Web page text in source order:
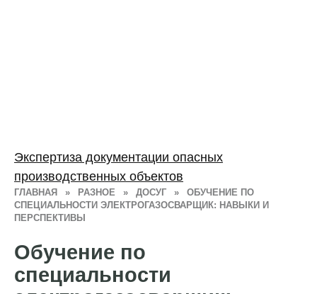
ГЛАВНАЯ » РАЗНОЕ » ДОСУГ »
ОБУЧЕНИЕ ПО
СПЕЦИАЛЬНОСТИ ЭЛЕКТРОГАЗОСВАРЩИК: НАВЫКИ И
ПЕРСПЕКТИВЫ
Обучение по
специальности
Экспертиза документации опасных
производственных объектов